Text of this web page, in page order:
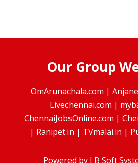
Our Group
OmArunachala.com |
Livechennai.com |
ChennaiJobsOnline.com |
| Ranipet.in | TVmalai.in |
Powered by J B Soft